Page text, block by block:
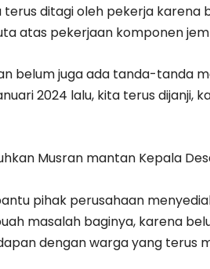
terus ditagi oleh pekerja
atas pekerjaan komponen
belum juga ada tanda-tanda
2024 lalu, kita terus dijanji,
Musran mantan Kepala
pihak perusahaan
masalah baginya, karena
dengan warga yang terus